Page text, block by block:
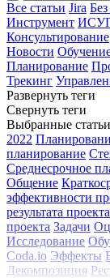
Все статьи Jira
Инструмент
Консультирование
Новости
Планирование
Трекинг
Развернуть теги
Свернуть теги
Выбранные статьи
2022
планирование
Среднесрочное
Общение
эффективности
результата проекта
проекта Задачи
Исследование
Coda.io Эффекты
Декомпозиция